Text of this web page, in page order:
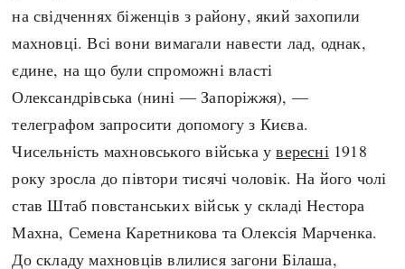
на свідченнях біженців з району, який захопили
махновці. Всі вони вимагали навести лад, однак,
єдине, на що були спроможні власті
Олександрівська (нині — Запоріжжя), —
телеграфом запросити допомогу з Києва.
Чисельність махновського війська увересні 1918
року зросла до півтори тисячі чоловік. На його чолі
став Штаб повстанських військ у складі Нестора
Махна, Семена Каретникова та Олексія Марченка.
До складу махновців влилися загони Білаша,